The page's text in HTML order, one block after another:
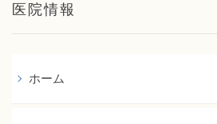
医院情報
ホーム